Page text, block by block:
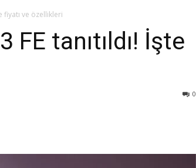
fiyatı ve özellikleri
FE tanıtıldı! İşte
0